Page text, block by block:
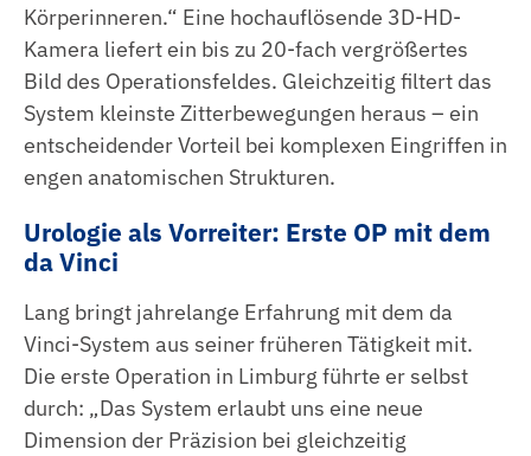
Körperinneren.“ Eine hochauflösende 3D-HD-
Kamera liefert ein bis zu 20-fach vergrößertes
Bild des Operationsfeldes. Gleichzeitig filtert das
System kleinste Zitterbewegungen heraus – ein
entscheidender Vorteil bei komplexen Eingriffen in
engen anatomischen Strukturen.
Urologie als Vorreiter: Erste OP mit dem
da Vinci
Lang bringt jahrelange Erfahrung mit dem da
Vinci-System aus seiner früheren Tätigkeit mit.
Die erste Operation in Limburg führte er selbst
durch: „Das System erlaubt uns eine neue
Dimension der Präzision bei gleichzeitig